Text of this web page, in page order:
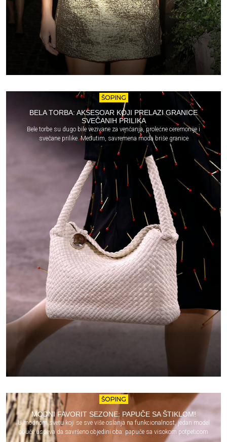
ŠOPING
BELA TORBA: AKSESOAR KOJI PRELAZI GRANICE
SVEČANIH PRILIKA
Bele torbe su dugo bile vezivane za venčanja, prolećne ceremonije i
svečane prilike. Međutim, savremena moda briše granice
ŠOPING
MODNI FAVORIT SEZONE: PAPUČE SA ŠTIKLOM!
U modnom svetu koji se sve više oslanja na funkcionalnost, jedan model
obuće uspeva da savršeno objedini oba: papuče sa visokom potpeticom